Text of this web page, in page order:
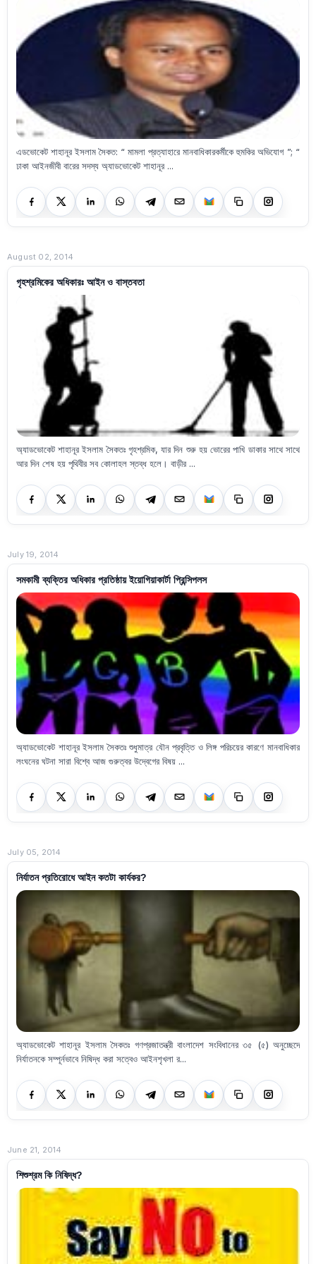
এডভোকেট শাহানূর ইসলাম সৈকত: “ মামলা প্রত্যাহারে মানবাধিকারকর্মীকে হুমকির অভিযোগ ”; “
ঢাকা আইনজীবী বারের সদস্য অ্যাডভোকেট শাহানূর ...
August 02, 2014
গৃহশ্রমিকের অধিকারঃ আইন ও বাস্তবতা
অ্যাডভোকেট শাহানূর ইসলাম সৈকতঃ গৃহশ্রমিক, যার দিন শুরু হয় ভোরের পাখি ডাকার সাথে সাথে
আর দিন শেষ হয় পৃথিবীর সব কোলাহল স্তব্ধ হলে। বাড়ীর ...
July 19, 2014
সমকামী ব্যক্তির অধিকার প্রতিষ্ঠায় ইয়োগিয়াকার্টা প্রিন্সিপলস
অ্যাডভোকেট শাহানূর ইসলাম সৈকতঃ শুধুমাত্র যৌন প্রবৃত্তি ও লিঙ্গ পরিচয়ের কারণে মানবাধিকার
লংঘনের ঘটনা সারা বিশ্বে আজ গুরুত্বর উদ্বেগের বিষয় ...
July 05, 2014
নির্যাতন প্রতিরোধে আইন কতটা কার্যকর?
অ্যাডভোকেট শাহানূর ইসলাম সৈকতঃ গণপ্রজাতন্ত্রী বাংলাদেশ সংবিধানের ৩৫ (৫) অনুচ্ছেদে
নির্যাতনকে সম্পূর্নভাবে নিষিদ্ধ করা সত্বেও আইনশৃখলা র...
June 21, 2014
শিশুশ্রম কি নিষিদ্ধ?